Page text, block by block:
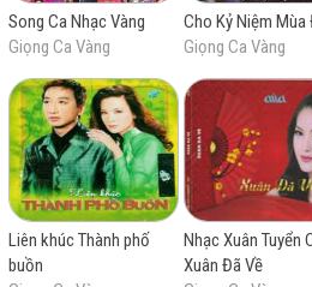
nhất
Song Ca Nhạc Vàng
Giọng Ca Vàng
Cho Kỷ Niệm Mùa
Giọng Ca Vàng
Liên khúc Thành phố
buồn
Nhạc Xuân Tuyển
Xuân Đã Về